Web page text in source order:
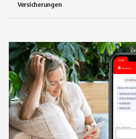
Versicherungen